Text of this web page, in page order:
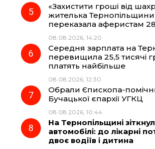
«Захистити гроші від
жителька Тернопільщини
переказала аферистам
08.08.2026, 14:20
Середня зарплата на
перевищила 25,5 тисячі
платять найбільше
08.08.2026, 12:30
Обрали Єпископа-
Бучацької єпархії УГКЦ
08.08.2026, 10:44
На Тернопільщині
автомобілі: до лікарні
двоє водіїв і дитина